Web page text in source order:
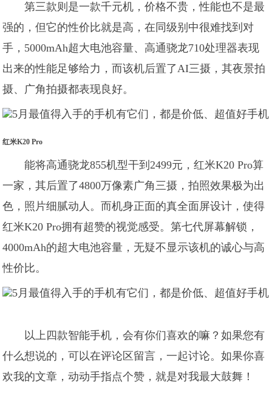
第三款则是一款千元机，价格不贵，性能也不是最
强的，但它的性价比就是高，在同级别中很难找到对
手，5000mAh超大电池容量、高通骁龙710处理器表现
出来的性能足够给力，而该机后置了AI三摄，其夜景拍
摄、广角拍摄都表现良好。
红米K20 Pro
能将高通骁龙855机型干到2499元，红米K20 Pro算
一家，其后置了4800万像素广角三摄，拍照效果极为出
色，照片细腻动人。而机身正面的真全面屏设计，使得
红米K20 Pro拥有超赞的视觉感受。第七代屏幕解锁，
4000mAh的超大电池容量，无疑不显示该机的诚心与高
性价比。
以上四款智能手机，会有你们喜欢的嘛？如果您有
什么想说的，可以在评论区留言，一起讨论。如果你喜
欢我的文章，动动手指点个赞，就是对我最大鼓舞！